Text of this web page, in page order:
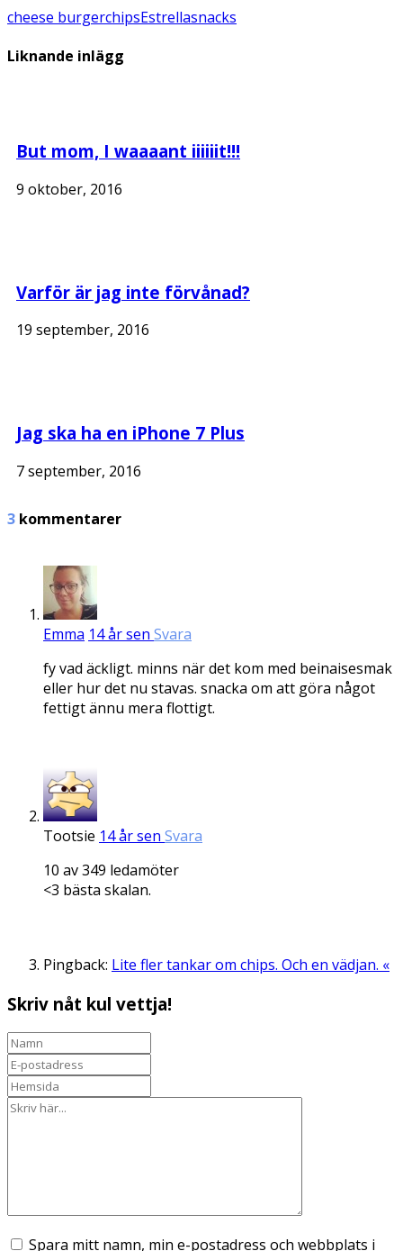
cheese burgerchipsEstrellasnacks
Liknande inlägg
But mom, I waaaant iiiiiit!!!
9 oktober, 2016
Varför är jag inte förvånad?
19 september, 2016
Jag ska ha en iPhone 7 Plus
7 september, 2016
3 kommentarer
Emma 14 år sen Svara
fy vad äckligt. minns när det kom med beinaisesmak
eller hur det nu stavas. snacka om att göra något
fettigt ännu mera flottigt.
Tootsie 14 år sen Svara
10 av 349 ledamöter
<3 bästa skalan.
Pingback: Lite fler tankar om chips. Och en vädjan. «
Skriv nåt kul vettja!
Spara mitt namn, min e-postadress och webbplats i